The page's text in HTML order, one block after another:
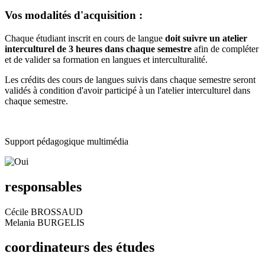
Vos modalités d'acquisition :
Chaque étudiant inscrit en cours de langue doit suivre un atelier
interculturel de 3 heures dans chaque semestre afin de compléter
et de valider sa formation en langues et interculturalité.
Les crédits des cours de langues suivis dans chaque semestre seront
validés à condition d'avoir participé à un l'atelier interculturel dans
chaque semestre.
Support pédagogique multimédia
responsables
Cécile BROSSAUD
Melania BURGELIS
coordinateurs des études